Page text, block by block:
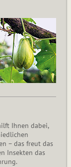
Ihnen dabei,
– das freut das
Insekten das